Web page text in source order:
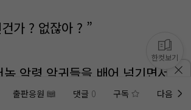
가 ? 없잖아 ? ”
악령 악귀들을 배어 넘기면서
출판응원 댓글 0 구독 다음
한컷보기
웹추가하기 미노벨 앱설치하기